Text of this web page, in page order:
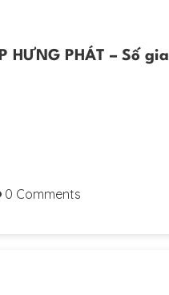
HƯNG PHÁT – Số gia
0 Comments